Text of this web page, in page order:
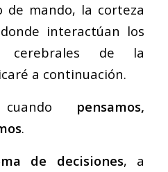
mando, la corteza
interactúan los
cerebrales de la
a continuación.
cuando pensamos,
.
de decisiones, a